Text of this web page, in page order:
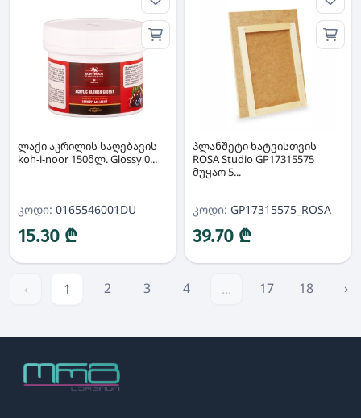
ლაქი აკრილის საღებავის
koh-i-noor 150მლ. Glossy 0...
კოდი: 0165546001DU
15.30 ₾
პლანშეტი ხატვისთვის
ROSA Studio GP17315575
მუყაო 5...
კოდი: GP17315575_ROSA
39.70 ₾
‹ 1 2 3 4 ... 17 18 ›